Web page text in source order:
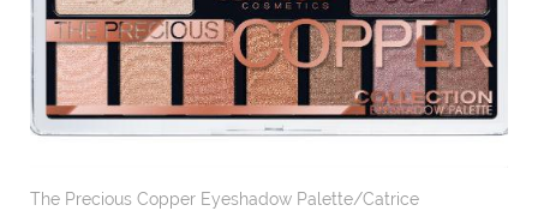
The Precious Copper Eyeshadow Palette/Catrice